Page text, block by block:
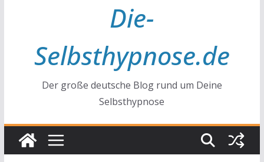
Die-
Selbsthypnose.de
Der große deutsche Blog rund um Deine
Selbsthypnose